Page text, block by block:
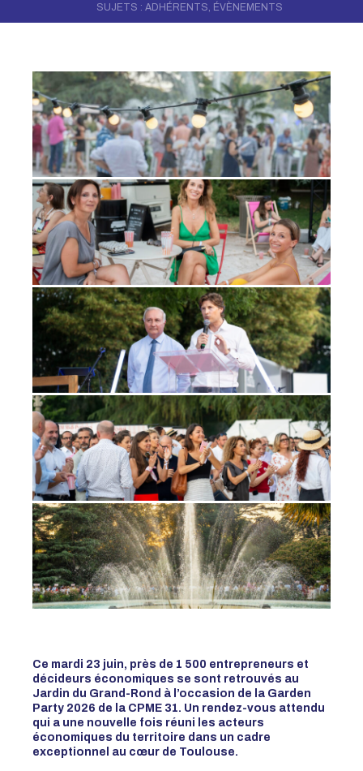
SUJETS : ADHÉRENTS ÉVÈNEMENTS
Ce mardi 23 juin, près de 1 500 entrepreneurs et
décideurs économiques se sont retrouvés au
Jardin du Grand-Rond à l’occasion de la Garden
Party 2026 de la CPME 31. Un rendez-vous attendu
qui a une nouvelle fois réuni les acteurs
économiques du territoire dans un cadre
exceptionnel au cœur de Toulouse.